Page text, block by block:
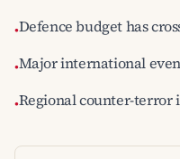
•Defence budget has
•Major international
•Regional counter-terror